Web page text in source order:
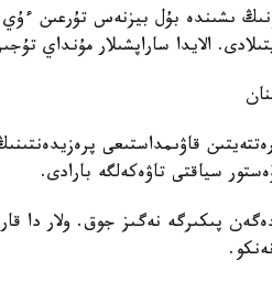
ىشىندە بۇل بيزنەس تۇرعىن
الايدا ساراپشىلار مۇنداي
قاۋىمداستىعى
سياقتى تاۋەكەلگە بارادى.
پىكىرگە نەگىز جوق. ولار دا